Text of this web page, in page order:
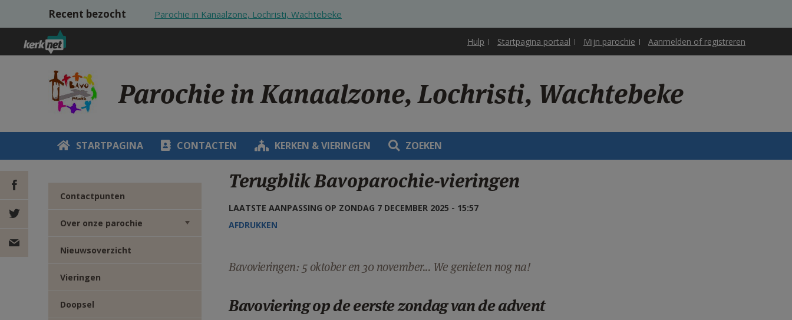
Overslaan en naar de inhoud gaan
Recent bezocht Parochie in Kanaalzone, Lochristi, Wachtebeke
Hulp Startpagina portaal Mijn parochie Aanmelden of registreren
Parochie in Kanaalzone, Lochristi, Wachtebeke
STARTPAGINA CONTACTEN KERKEN & VIERINGEN ZOEKEN
DEEL OP
FACEBOOK
DEEL OP
Contactpunten
Over onze parochie
Nieuwsoverzicht
Vieringen
Doopsel
Terugblik Bavoparochie-vieringen
LAATSTE AANPASSING OP ZONDAG 7 DECEMBER 2025 - 15:57
AFDRUKKEN
Bavovieringen: 5 oktober en 30 november... We genieten nog na!
Bavoviering op de eerste zondag van de advent